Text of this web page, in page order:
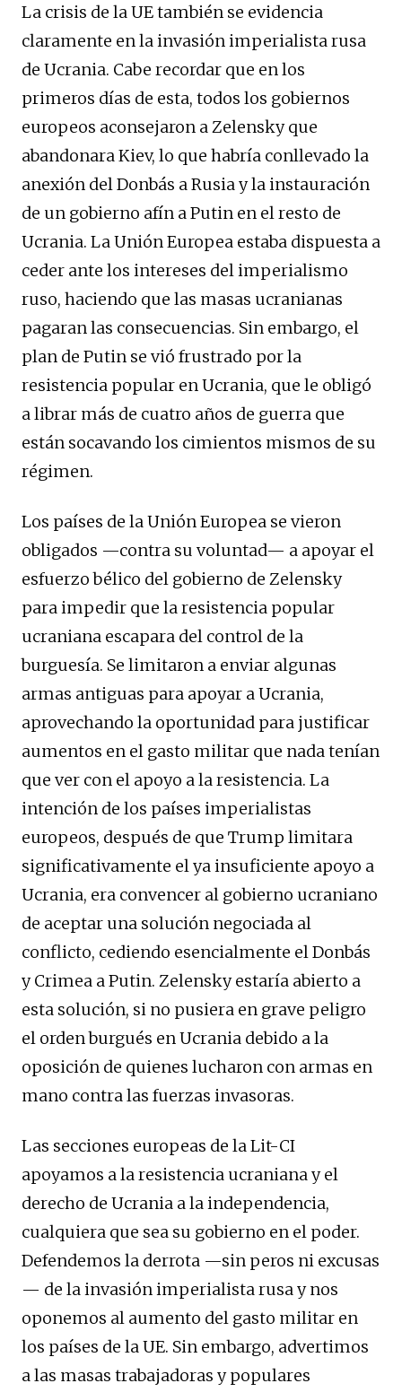
La crisis de la UE también se evidencia
claramente en la invasión imperialista rusa
de Ucrania. Cabe recordar que en los
primeros días de esta, todos los gobiernos
europeos aconsejaron a Zelensky que
abandonara Kiev, lo que habría conllevado la
anexión del Donbás a Rusia y la instauración
de un gobierno afín a Putin en el resto de
Ucrania. La Unión Europea estaba dispuesta a
ceder ante los intereses del imperialismo
ruso, haciendo que las masas ucranianas
pagaran las consecuencias. Sin embargo, el
plan de Putin se vió frustrado por la
resistencia popular en Ucrania, que le obligó
a librar más de cuatro años de guerra que
están socavando los cimientos mismos de su
régimen.
Los países de la Unión Europea se vieron
obligados —contra su voluntad— a apoyar el
esfuerzo bélico del gobierno de Zelensky
para impedir que la resistencia popular
ucraniana escapara del control de la
burguesía. Se limitaron a enviar algunas
armas antiguas para apoyar a Ucrania,
aprovechando la oportunidad para justificar
aumentos en el gasto militar que nada tenían
que ver con el apoyo a la resistencia. La
intención de los países imperialistas
europeos, después de que Trump limitara
significativamente el ya insuficiente apoyo a
Ucrania, era convencer al gobierno ucraniano
de aceptar una solución negociada al
conflicto, cediendo esencialmente el Donbás
y Crimea a Putin. Zelensky estaría abierto a
esta solución, si no pusiera en grave peligro
el orden burgués en Ucrania debido a la
oposición de quienes lucharon con armas en
mano contra las fuerzas invasoras.
Las secciones europeas de la Lit-CI
apoyamos a la resistencia ucraniana y el
derecho de Ucrania a la independencia,
cualquiera que sea su gobierno en el poder.
Defendemos la derrota —sin peros ni excusas
— de la invasión imperialista rusa y nos
oponemos al aumento del gasto militar en
los países de la UE. Sin embargo, advertimos
a las masas trabajadoras y populares